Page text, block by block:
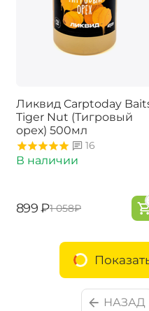
Ликвид Carptoday
Tiger Nut (Тигровый
орех) 500мл
16
В наличии
‍899‍ ₽‍1 058‍₽
НАЗАД